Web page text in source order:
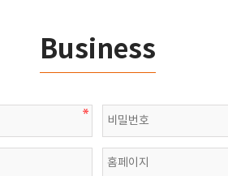
Business